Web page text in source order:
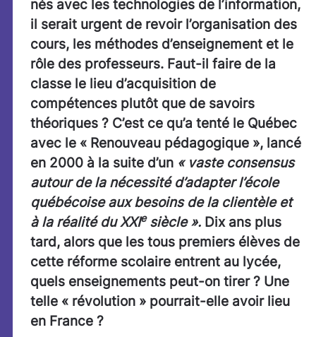
nés avec les technologies de l’information,
il serait urgent de revoir l’organisation des
cours, les méthodes d’enseignement et le
rôle des professeurs. Faut-il faire de la
classe le lieu d’acquisition de
compétences plutôt que de savoirs
théoriques ? C’est ce qu’a tenté le Québec
avec le « Renouveau pédagogique », lancé
en 2000 à la suite d’un « vaste consensus
autour de la nécessité d’adapter l’école
québécoise aux besoins de la clientèle et
à la réalité du XXIesiècle ». Dix ans plus
tard, alors que les tous premiers élèves de
cette réforme scolaire entrent au lycée,
quels enseignements peut-on tirer ? Une
telle « révolution » pourrait-elle avoir lieu
en France ?